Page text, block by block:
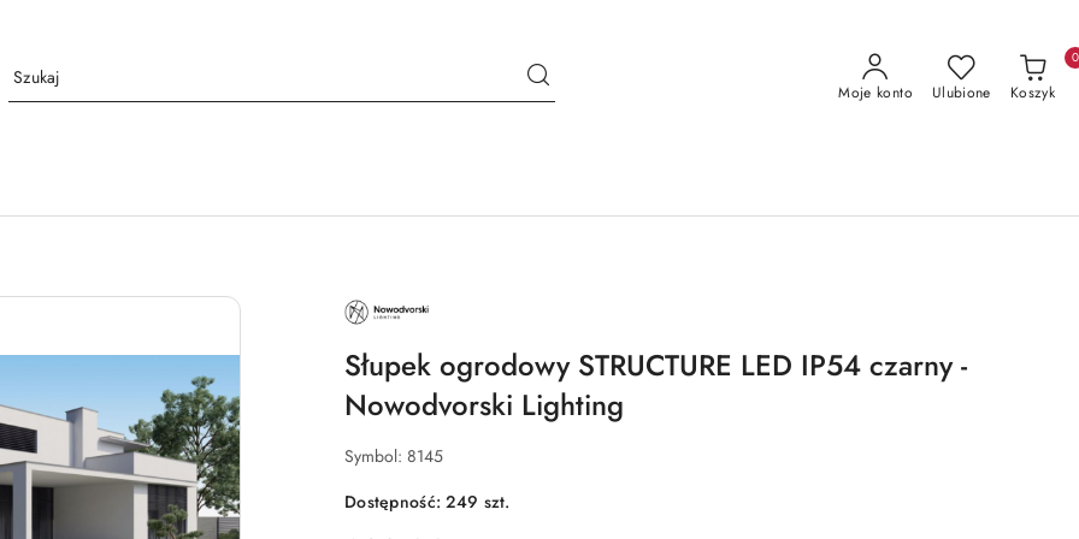
Moje konto Ulubione Koszyk
0
NAZWA
PRODUCENTA:
LIGHTING
Słupek ogrodowy STRUCTURE LED IP54 czarny -
Nowodvorski Lighting
Symbol: 8145
Dostępność:249 szt.